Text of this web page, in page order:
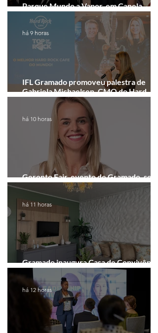
Parque Mundo a Vapor, em Canela,
recebe festival eletrônico em agosto
IFL Gramado promoveu palestra de
Gabriela Michaelsen, CMO do Hard
Rock Cafe Gramado
há 9 horas
Geronto Fair, evento de Gramado, será
realizada em formato digital
há 10 horas
Gramado inaugura Casa de Convivência
dedicada às mulheres
há 11 horas
há 12 horas